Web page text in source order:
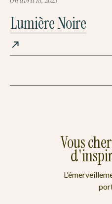
Lumière Noire
Vous